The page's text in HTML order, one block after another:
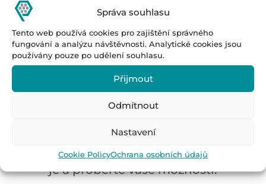
Správa souhlasu
Tento web používá cookies pro zajištění správného
fungování a analýzu návštěvnosti. Analytické cookies jsou
používány pouze po udělení souhlasu.
Přijmout
Odmítnout
Nastavení
Cookie PolicyOchrana osobních údajů
Chcete zefektivnit
vaši výrobu nebo
manipulaci s
materiálem?
Společnost Saltega je vaším
lokálním partnerem v
regionu DACH. Kontaktujte
je a proberte vaše možnosti.